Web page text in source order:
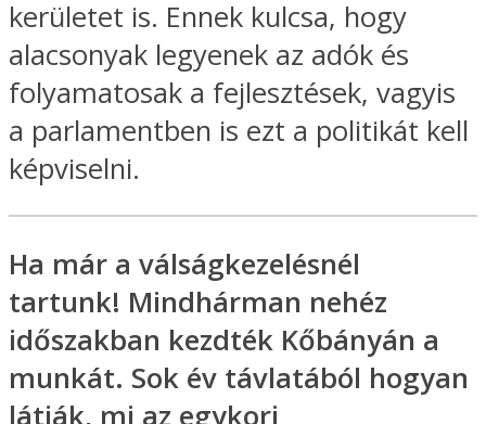
kerületet is. Ennek kulcsa, hogy
alacsonyak legyenek az adók és
folyamatosak a fejlesztések, vagyis
a parlamentben is ezt a politikát kell
képviselni.
Ha már a válságkezelésnél
tartunk! Mindhárman nehéz
időszakban kezdték Kőbányán a
munkát. Sok év távlatából hogyan
látják, mi az egykori